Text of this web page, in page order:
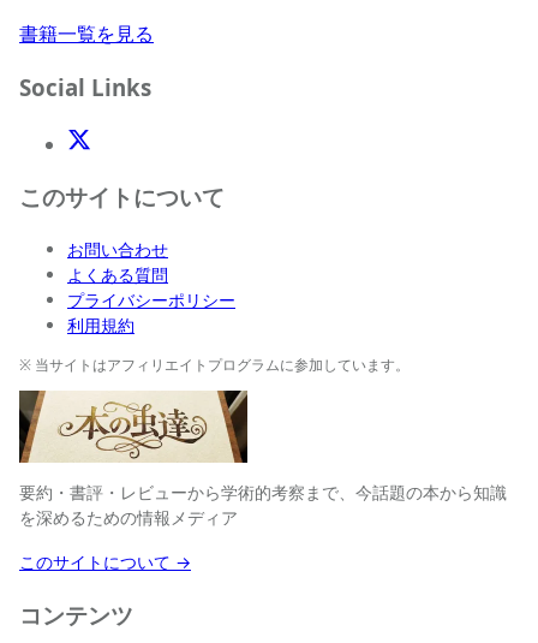
書籍一覧を見る
Social Links
X(Twitter)
このサイトについて
お問い合わせ
よくある質問
プライバシーポリシー
利用規約
※ 当サイトはアフィリエイトプログラムに参加しています。
要約・書評・レビューから学術的考察まで、今話題の本から知識
を深めるための情報メディア
このサイトについて →
コンテンツ